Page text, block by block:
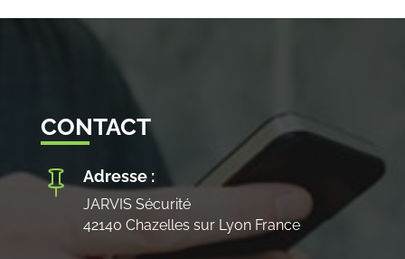
CONTACT
 Adresse :
JARVIS Sécurité
42140 Chazelles sur Lyon France